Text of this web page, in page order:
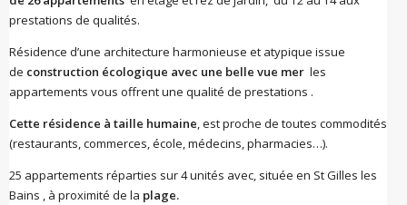
prestations de qualités.
Résidence d’une architecture harmonieuse et atypique issue
de construction écologique avec une belle vue mer les
appartements vous offrent une qualité de prestations .
Cette résidence à taille humaine, est proche de toutes commodités
(restaurants, commerces, école, médecins, pharmacies…).
25 appartements réparties sur 4 unités avec, située en St Gilles les
Bains , à proximité de la plage.